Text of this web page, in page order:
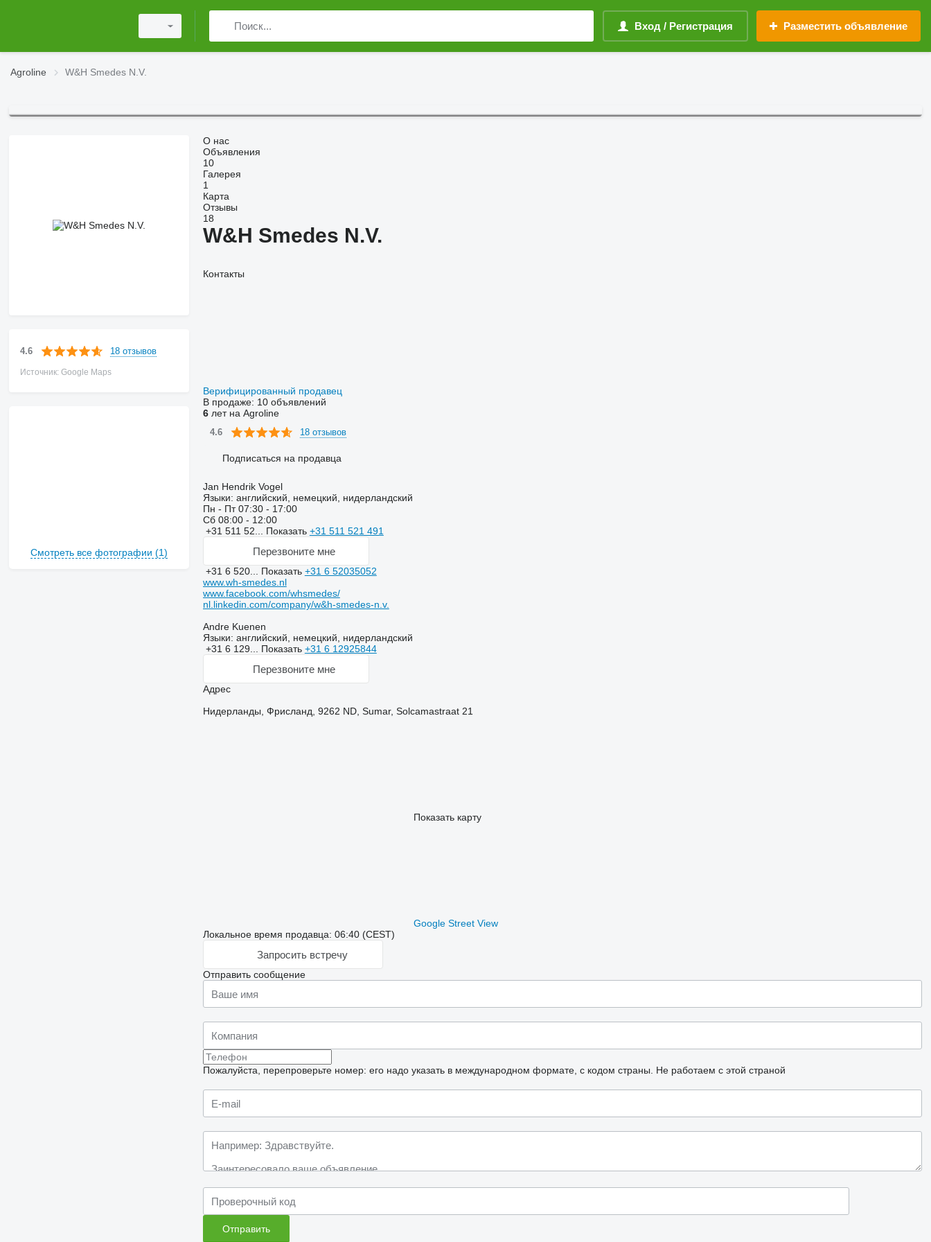
Вход / Регистрация Разместить объявление
Agroline W&H Smedes N.V.
4.6 18 отзывов
Источник: Google Maps
Смотреть все фотографии (1)
О нас
Объявления
10
Галерея
1
Карта
Отзывы
18
W&H Smedes N.V.
Контакты
Верифицированный продавец
В продаже: 10 объявлений
6лет на Agroline
4.6 18 отзывов
Подписаться на продавца
Jan Hendrik Vogel
Языки: английский, немецкий, нидерландский
Пн - Пт07:30 - 17:00
Сб 08:00 - 12:00
+31 511 52... Показать +31 511 521 491
Перезвоните мне
+31 6 520... Показать +31 6 52035052
www.wh-smedes.nl
www.facebook.com/whsmedes/
nl.linkedin.com/company/w&h-smedes-n.v.
Andre Kuenen
Языки: английский, немецкий, нидерландский
+31 6 129... Показать +31 6 12925844
Перезвоните мне
Адрес
Нидерланды, Фрисланд, 9262 ND, Sumar, Solcamastraat 21
Показать карту
Google Street View
Локальное время продавца: 06:40 (CEST)
Запросить встречу
Отправить сообщение
Пожалуйста, перепроверьте номер: его надо указать в международном формате, с кодом страны. Не работаем с этой страной